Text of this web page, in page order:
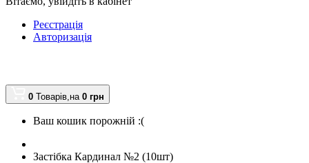
Реєстрація
Авторизація
0 Товарів,на 0 грн
Ваш кошик порожній :(
Застібка Кардинал №2 (10шт)